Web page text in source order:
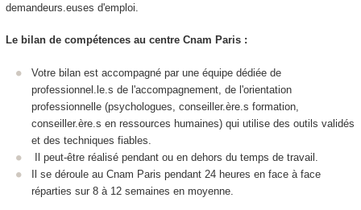
demandeurs.euses d'emploi.
Le bilan de compétences au centre Cnam Paris :
Votre bilan est accompagné par une équipe dédiée de
professionnel.le.s de l'accompagnement, de l'orientation
professionnelle (psychologues, conseiller.ère.s formation,
conseiller.ère.s en ressources humaines) qui utilise des outils validés
et des techniques fiables.
Il peut-être réalisé pendant ou en dehors du temps de travail.
Il se déroule au Cnam Paris pendant 24 heures en face à face
réparties sur 8 à 12 semaines en moyenne.